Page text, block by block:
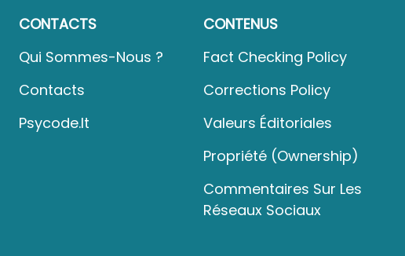
CONTACTS
Qui Sommes-Nous ?
Contacts
Psycode.it
CONTENUS
Fact Checking Policy
Corrections Policy
Valeurs Éditoriales
Propriété (Ownership)
Commentaires Sur Les
Réseaux Sociaux